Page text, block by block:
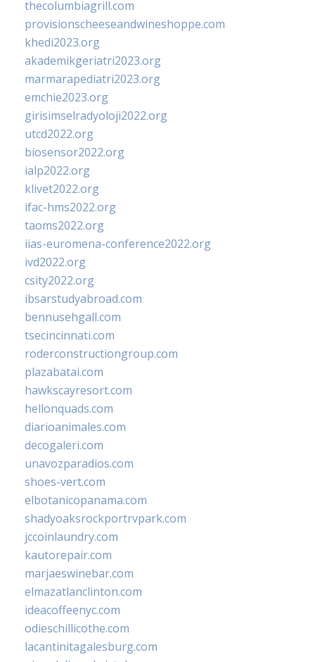
thecolumbiagrill.com
provisionscheeseandwineshoppe.com
khedi2023.org
akademikgeriatri2023.org
marmarapediatri2023.org
emchie2023.org
girisimselradyoloji2022.org
utcd2022.org
biosensor2022.org
ialp2022.org
klivet2022.org
ifac-hms2022.org
taoms2022.org
iias-euromena-conference2022.org
ivd2022.org
csity2022.org
ibsarstudyabroad.com
bennusehgall.com
tsecincinnati.com
roderconstructiongroup.com
plazabatai.com
hawkscayresort.com
hellonquads.com
diarioanimales.com
decogaleri.com
unavozparadios.com
shoes-vert.com
elbotanicopanama.com
shadyoaksrockportrvpark.com
jccoinlaundry.com
kautorepair.com
marjaeswinebar.com
elmazatlanclinton.com
ideacoffeenyc.com
odieschillicothe.com
lacantinitagalesburg.com